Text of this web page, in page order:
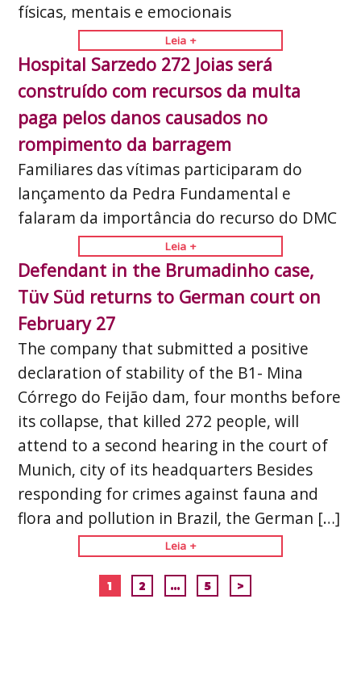
físicas, mentais e emocionais
Leia +
Hospital Sarzedo 272 Joias será
construído com recursos da multa
paga pelos danos causados no
rompimento da barragem
Familiares das vítimas participaram do
lançamento da Pedra Fundamental e
falaram da importância do recurso do DMC
Leia +
Defendant in the Brumadinho case,
Tüv Süd returns to German court on
February 27
The company that submitted a positive
declaration of stability of the B1- Mina
Córrego do Feijão dam, four months before
its collapse, that killed 272 people, will
attend to a second hearing in the court of
Munich, city of its headquarters Besides
responding for crimes against fauna and
flora and pollution in Brazil, the German […]
Leia +
1 2 … 5 >